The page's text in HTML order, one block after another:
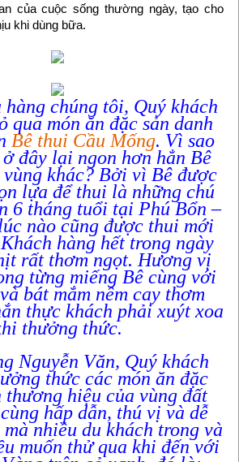
của cuộc sống thường ngày, tạo cho
khi dùng bữa.
chúng tôi, Quý khách
qua món ăn đặc sản danh
Bê thui Cầu Mống. Vì sao
đây lại ngon hơn hẳn Bê
khác? Bởi vì Bê được
lựa để thui là những chú
6 tháng tuổi tại Phú Bổn –
nào cũng được thui mới
hàng hết trong ngày
rất thơm ngọt. Hương vị
từng miếng Bê cùng với
bát mắm nêm cay thơm
thực khách phải xuýt xoa
thưởng thức.
Nguyễn Văn, Quý khách
thức các món ăn đặc
thương hiệu của vùng đất
hấp dẫn, thú vị và dễ
nhiều du khách trong và
muốn thử qua khi đến với